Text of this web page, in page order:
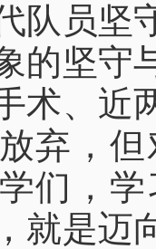
队员坚
的坚守
术、近
弃，
们，
就是迈